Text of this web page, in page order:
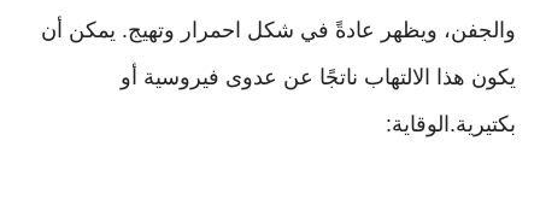
والجفن، ويظهر عادةً في شكل احمرار وتهيج. يمكن أن
يكون هذا الالتهاب ناتجًا عن عدوى فيروسية أو
بكتيرية.الوقاية: